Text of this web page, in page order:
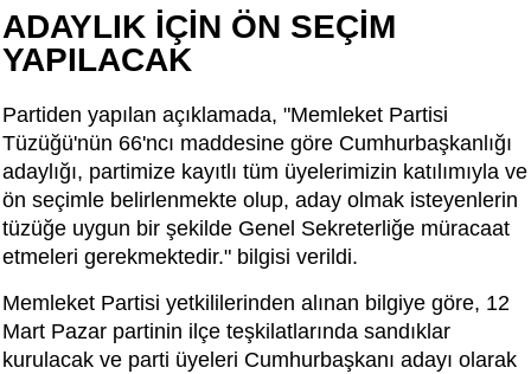
ADAYLIK İÇİN ÖN SEÇİM
YAPILACAK
Partiden yapılan açıklamada, "Memleket Partisi
Tüzüğü'nün 66'ncı maddesine göre Cumhurbaşkanlığı
adaylığı, partimize kayıtlı tüm üyelerimizin katılımıyla ve
ön seçimle belirlenmekte olup, aday olmak isteyenlerin
tüzüğe uygun bir şekilde Genel Sekreterliğe müracaat
etmeleri gerekmektedir." bilgisi verildi.
Memleket Partisi yetkililerinden alınan bilgiye göre, 12
Mart Pazar partinin ilçe teşkilatlarında sandıklar
kurulacak ve parti üyeleri Cumhurbaşkanı adayı olarak